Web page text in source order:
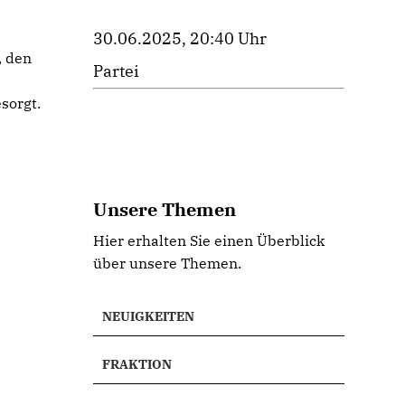
den
30.06.2025, 20:40 Uhr
Partei
Unsere Themen
Hier erhalten Sie einen Überblick
über unsere Themen.
NEUIGKEITEN
FRAKTION